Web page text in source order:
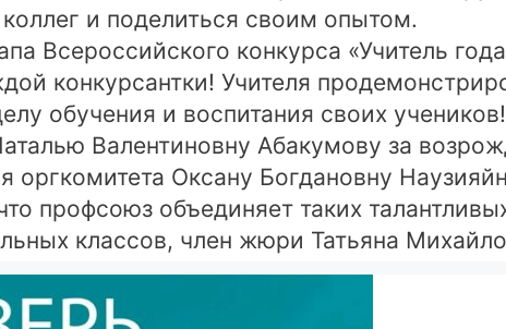
и поделиться своим опытом.
Всероссийского конкурса «Учитель
конкурсантки! Учителя
обучения и воспитания своих
Валентиновну Абакумову за
оргкомитета Оксану Богдановну
профсоюз объединяет таких
классов, член жюри Татьяна